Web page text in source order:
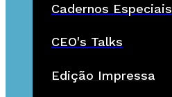
Cadernos Especiais
CEO's Talks
Edição Impressa